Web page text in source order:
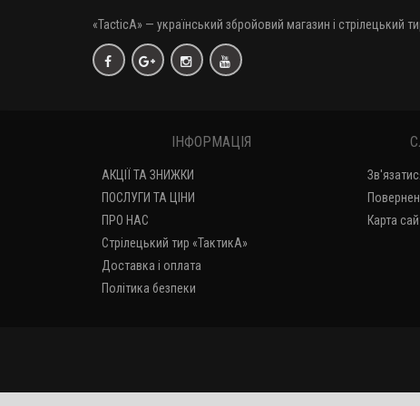
«TacticA» — український збройовий магазин і стрілецький
ІНФОРМАЦІЯ
АКЦІЇ ТА ЗНИЖКИ
ПОСЛУГИ ТА ЦІНИ
ПРО НАС
Стрілецький тир «ТактикА»
Доставка і оплата
Політика безпеки
Карта